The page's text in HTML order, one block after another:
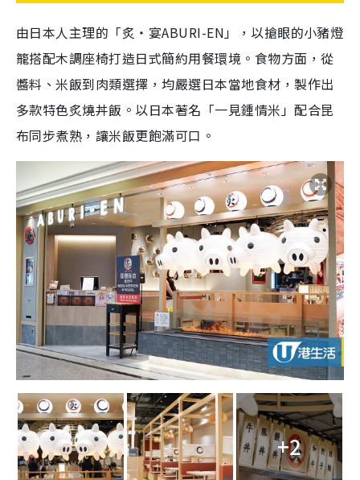
由日本人主理的「炙‧宴ABURI-EN」，以搶眼的小豬燈
籠搭配木調座椅打造日式簡約用餐環境。食物方面，從
醬料、米飯到肉類選擇，均嚴選日本當地食材，製作出
多款特色炙燒丼飯。以日本著名「一見鍾情米」配合昆
布同步煮熟，讓米飯更飽滿可口。
+2